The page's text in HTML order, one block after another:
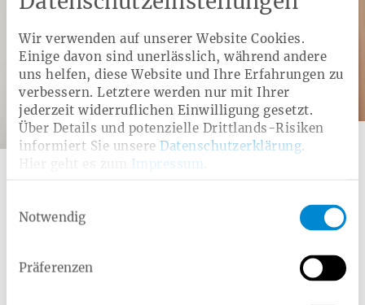
Wir verwenden auf unserer Website Cookies.
Einige davon sind unerlässlich, während andere
uns helfen, diese Website und Ihre Erfahrungen zu
verbessern. Letztere werden nur mit Ihrer
jederzeit widerruflichen Einwilligung gesetzt.
Über Details und potenzielle Drittlands-Risiken
informiert Sie unsere Datenschutzerklärung.
Impressum
Notwendig
Präferenzen
Kategorie:
Zusatzleistung
Ernährungsberatung